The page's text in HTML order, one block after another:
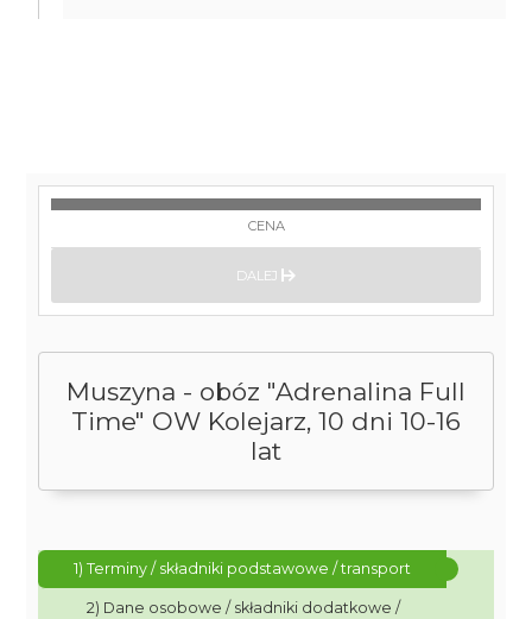
Muszyna - obóz "Adrenalina Full
Time" OW Kolejarz, 10 dni 10-16
lat
1) Terminy / składniki podstawowe / transport
2) Dane osobowe / składniki dodatkowe /
CENA
DALEJ